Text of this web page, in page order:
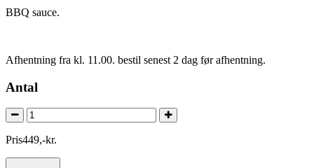
BBQ sauce.
Afhentning fra kl. 11.00. bestil senest 2 dag før afhentning.
Antal
Pris449,-kr.